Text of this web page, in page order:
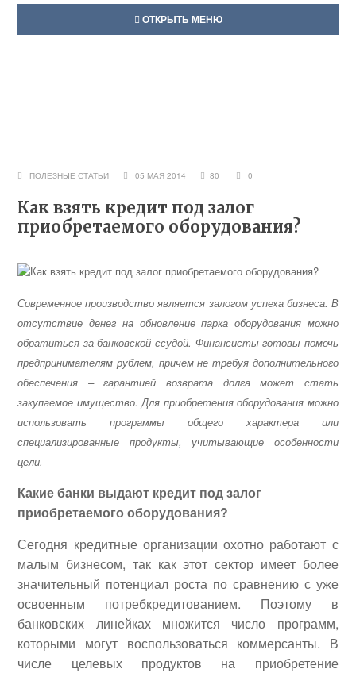
ОТКРЫТЬ МЕНЮ
ПОЛЕЗНЫЕ СТАТЬИ 05 МАЯ 2014 80 0
Как взять кредит под залог
приобретаемого оборудования?
Современное производство является залогом успеха бизнеса. В
отсутствие денег на обновление парка оборудования можно
обратиться за банковской ссудой. Финансисты готовы помочь
предпринимателям рублем, причем не требуя дополнительного
обеспечения – гарантией возврата долга может стать
закупаемое имущество. Для приобретения оборудования можно
использовать программы общего характера или
специализированные продукты, учитывающие особенности
цели.
Какие банки выдают кредит под залог
приобретаемого оборудования?
Сегодня кредитные организации охотно работают с
малым бизнесом, так как этот сектор имеет более
значительный потенциал роста по сравнению с уже
освоенным потребкредитованием. Поэтому в
банковских линейках множится число программ,
которыми могут воспользоваться коммерсанты. В
числе целевых продуктов на приобретение